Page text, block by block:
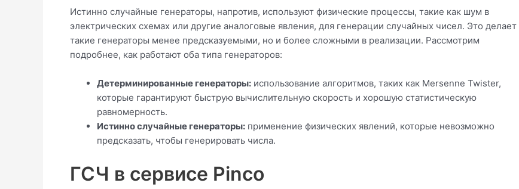
Истинно случайные генераторы, напротив, используют физические процессы, такие как шум в
электрических схемах или другие аналоговые явления, для генерации случайных чисел. Это делает
такие генераторы менее предсказуемыми, но и более сложными в реализации. Рассмотрим
подробнее, как работают оба типа генераторов:
Детерминированные генераторы: использование алгоритмов, таких как Mersenne Twister,
которые гарантируют быструю вычислительную скорость и хорошую статистическую
равномерность.
Истинно случайные генераторы: применение физических явлений, которые невозможно
предсказать, чтобы генерировать числа.
ГСЧ в сервисе Pinco